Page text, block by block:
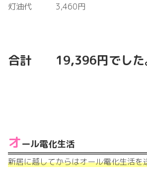
灯油代 3,460円
合計 19,396円でした
オール電化生活
新居に越してからはオール電化生活を